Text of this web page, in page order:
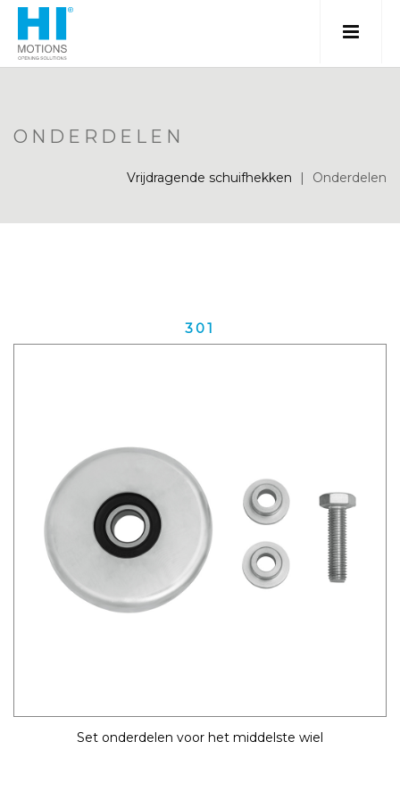
ONDERDELEN
Vrijdragende schuifhekken | Onderdelen
301
Set onderdelen voor het middelste wiel